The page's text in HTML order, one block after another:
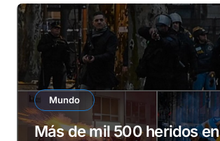
Mundo
Más de mil 500 heridos en